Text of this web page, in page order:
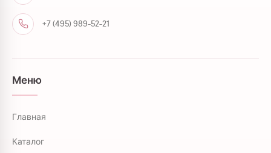
+7 (495) 989-52-21
Меню
Главная
Каталог